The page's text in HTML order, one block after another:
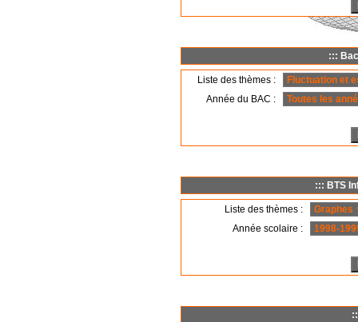
:::
Liste des thèmes :
Année du BAC :
::: BTS
Liste des thèmes :
Année scolaire :